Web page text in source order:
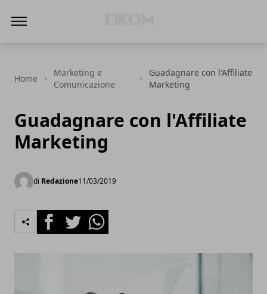
Home
Marketing e
Comunicazione
Guadagnare con l'Affiliate
Marketing
Guadagnare con l'Affiliate
Marketing
di Redazione11/03/2019
FacebookTwitterWhatsapp